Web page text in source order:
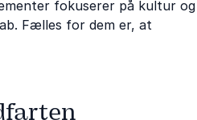
fokuserer på kultur og
Fælles for dem er, at